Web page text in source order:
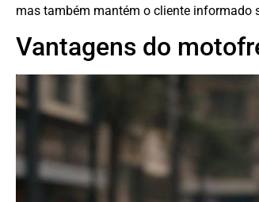
mas também mantém o cliente informado
Vantagens do